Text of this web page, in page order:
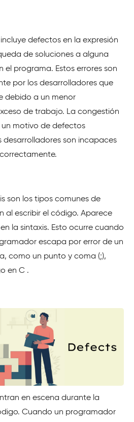
defectos en la expresión
de soluciones a alguna
el programa. Estos errores son
por los desarrolladores que
debido a un menor
de trabajo. La congestión
motivo de defectos
son incapaces
son los tipos comunes de
al escribir el código. Aparece
la sintaxis. Esto ocurre cuando
escapa por error de un
como un punto y coma (;),
en C .
en escena durante la
Cuando un programador